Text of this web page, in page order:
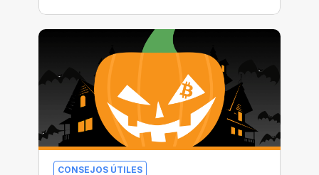
CONSEJOS ÚTILES